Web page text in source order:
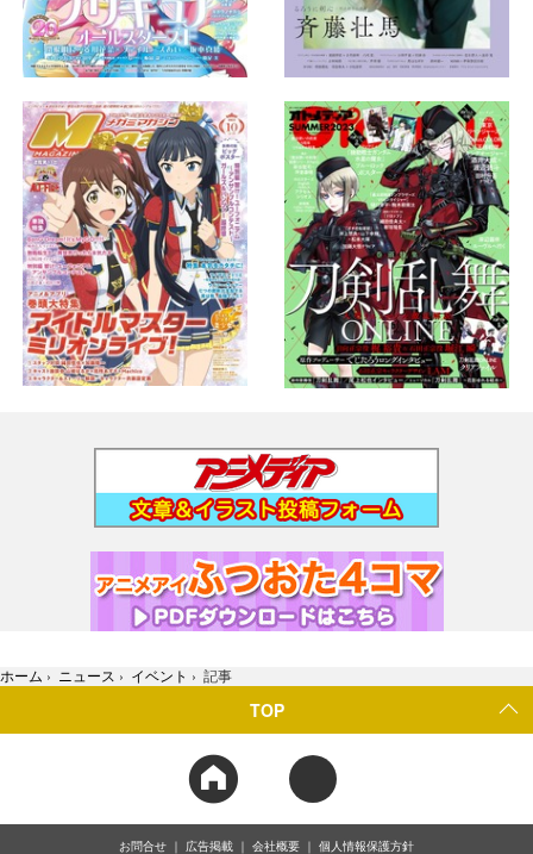
ホーム › ニュース › イベント › 記事
TOP
お問合せ 広告掲載 会社概要 個人情報保護方針